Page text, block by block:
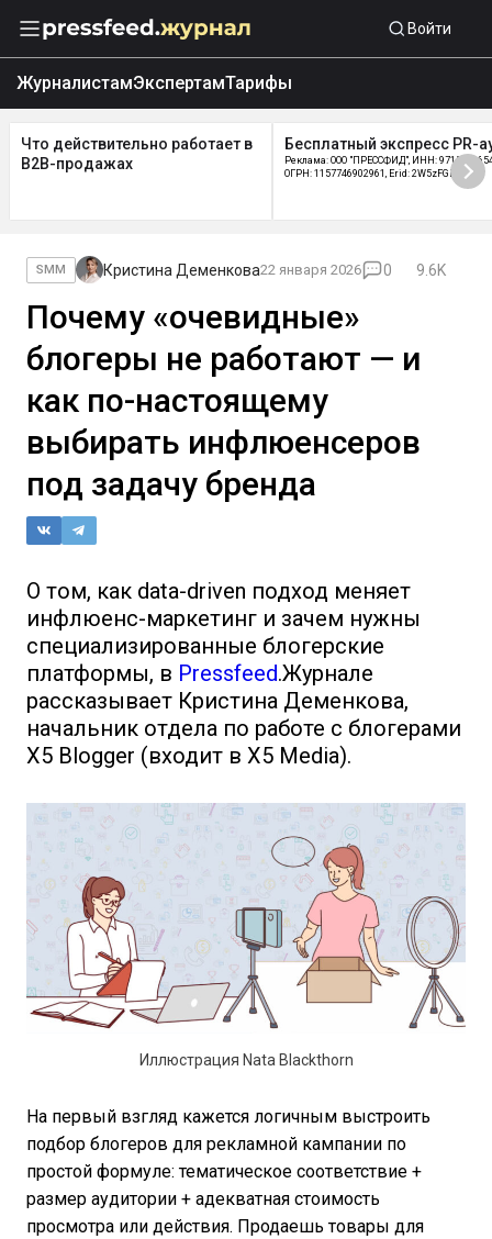
Войти
ЖурналистамЭкспертамТарифы
Что действительно работает в
B2B-продажах
Бесплатный экспресс PR-
Реклама: ООО "ПРЕССФИД", ИНН:
ОГРН: 1157746902961, Erid: 2W5zFGDycPz
SMM Кристина Деменкова22 января 2026 0 9.6K
Почему «очевидные»
блогеры не работают — и
как по-настоящему
выбирать инфлюенсеров
под задачу бренда
О том, как data-driven подход меняет
инфлюенс-маркетинг и зачем нужны
специализированные блогерские
платформы, в Pressfeed.Журнале
рассказывает Кристина Деменкова,
начальник отдела по работе с блогерами
X5 Blogger (входит в X5 Media).
Иллюстрация Nata Blackthorn
На первый взгляд кажется логичным выстроить
подбор блогеров для рекламной кампании по
простой формуле: тематическое соответствие +
размер аудитории + адекватная стоимость
просмотра или действия. Продаешь товары для